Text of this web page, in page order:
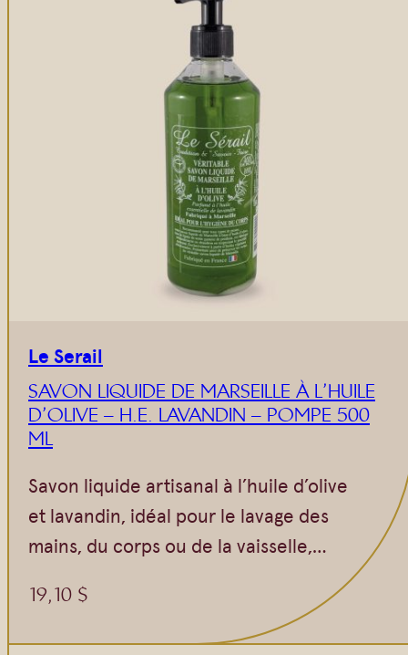
Le Serail
SAVON LIQUIDE DE MARSEILLE À L’HUILE
D’OLIVE – H.E. LAVANDIN – POMPE 500
ML
Savon liquide artisanal à l’huile d’olive
et lavandin, idéal pour le lavage des
mains, du corps ou de la vaisselle,…
19,10 $